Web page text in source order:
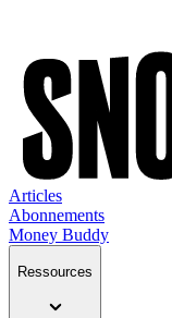
Articles
Abonnements
Money Buddy
Ressources